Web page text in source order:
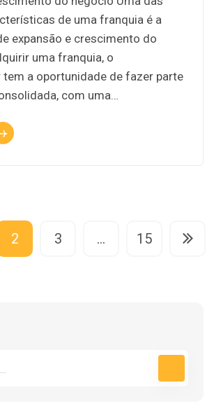
de uma franquia é a
expansão e crescimento do
uma franquia, o
tem a oportunidade de fazer parte
com uma…
2 3 … 15